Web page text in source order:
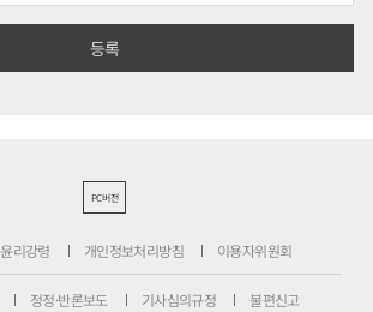
PC버전
윤리강령 개인정보처리방침 이용자위원회
정정·반론보도 기사심의규정 불편신고